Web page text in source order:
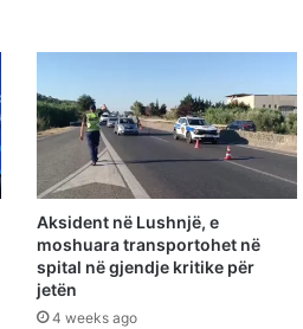
Aksident në Lushnjë, e
moshuara transportohet në
spital në gjendje kritike për
jetën
4 weeks ago